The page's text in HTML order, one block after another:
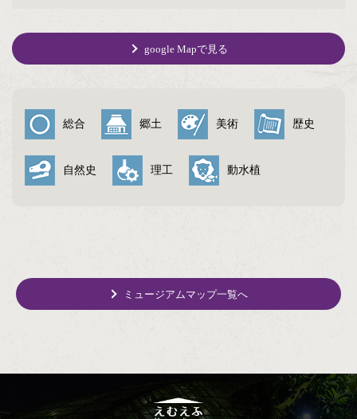
google Mapで見る
総合 郷土 美術 歴史
自然史 理工 動水植
ミュージアムマップ一覧へ